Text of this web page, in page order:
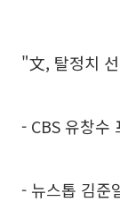
"文, 탈정치
- CBS 유창수
- 뉴스톱 김준